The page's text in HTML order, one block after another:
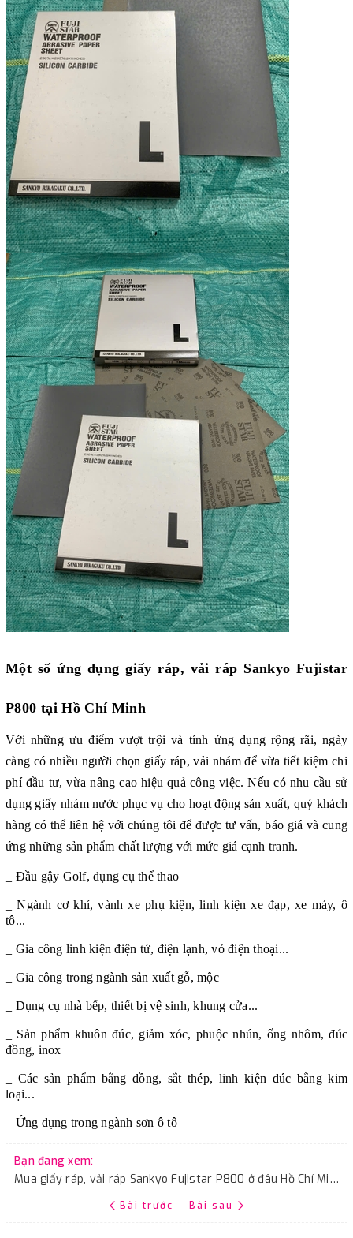
Một số ứng dụng giấy ráp, vải ráp Sankyo Fujistar
P800 tại Hồ Chí Minh
Với những ưu điểm vượt trội và tính ứng dụng rộng rãi, ngày
càng có nhiều người chọn giấy ráp, vải nhám để vừa tiết kiệm chi
phí đầu tư, vừa nâng cao hiệu quả công việc. Nếu có nhu cầu sử
dụng giấy nhám nước phục vụ cho hoạt động sản xuất, quý khách
hàng có thể liên hệ với chúng tôi để được tư vấn, báo giá và cung
ứng những sản phẩm chất lượng với mức giá cạnh tranh.
_ Đầu gậy Golf, dụng cụ thể thao
_ Ngành cơ khí, vành xe phụ kiện, linh kiện xe đạp, xe máy, ô
tô...
_ Gia công linh kiện điện tử, điện lạnh, vỏ điện thoại...
_ Gia công trong ngành sản xuất gỗ, mộc
_ Dụng cụ nhà bếp, thiết bị vệ sinh, khung cửa...
_ Sản phẩm khuôn đúc, giảm xóc, phuộc nhún, ống nhôm, đúc
đồng, inox
_ Các sản phẩm bằng đồng, sắt thép, linh kiện đúc bằng kim
loại...
_ Ứng dụng trong ngành sơn ô tô
Bạn đang xem:
Mua giấy ráp, vải ráp Sankyo Fujistar P800 ở đâu Hồ Chí Minh, địa chỉ uy tín
Bài trước Bài sau